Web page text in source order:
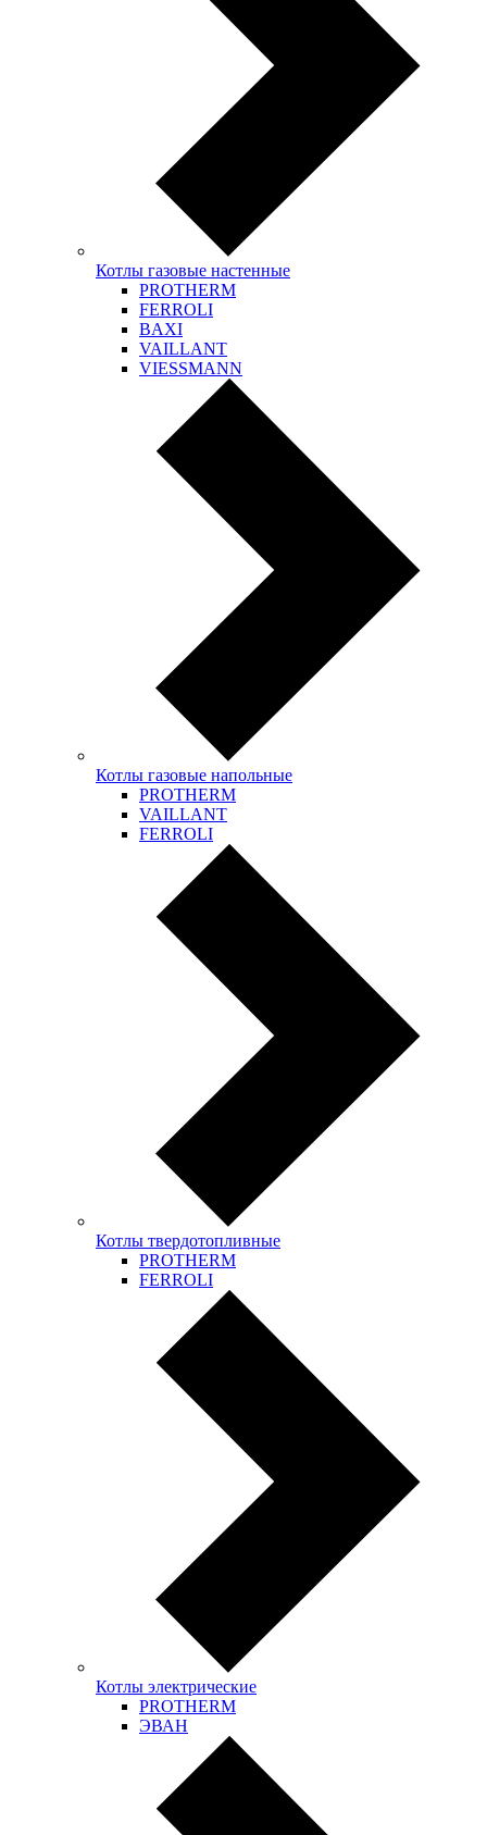
Котлы газовые настенные
PROTHERM
FERROLI
BAXI
VAILLANT
VIESSMANN
Котлы газовые напольные
PROTHERM
VAILLANT
FERROLI
Котлы твердотопливные
PROTHERM
FERROLI
Котлы электрические
PROTHERM
ЭВАН